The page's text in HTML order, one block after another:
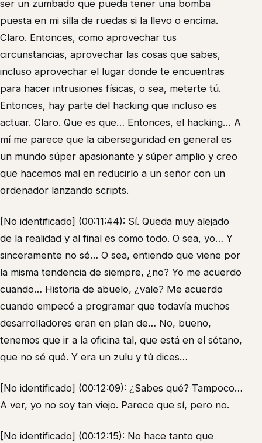
ser un zumbado que pueda tener una bomba
puesta en mi silla de ruedas si la llevo o encima.
Claro. Entonces, como aprovechar tus
circunstancias, aprovechar las cosas que sabes,
incluso aprovechar el lugar donde te encuentras
para hacer intrusiones físicas, o sea, meterte tú.
Entonces, hay parte del hacking que incluso es
actuar. Claro. Que es que… Entonces, el hacking… A
mí me parece que la ciberseguridad en general es
un mundo súper apasionante y súper amplio y creo
que hacemos mal en reducirlo a un señor con un
ordenador lanzando scripts.
[No identificado] (00:11:44): Sí. Queda muy alejado
de la realidad y al final es como todo. O sea, yo… Y
sinceramente no sé… O sea, entiendo que viene por
la misma tendencia de siempre, ¿no? Yo me acuerdo
cuando… Historia de abuelo, ¿vale? Me acuerdo
cuando empecé a programar que todavía muchos
desarrolladores eran en plan de… No, bueno,
tenemos que ir a la oficina tal, que está en el sótano,
que no sé qué. Y era un zulu y tú dices…
[No identificado] (00:12:09): ¿Sabes qué? Tampoco…
A ver, yo no soy tan viejo. Parece que sí, pero no.
[No identificado] (00:12:15): No hace tanto que